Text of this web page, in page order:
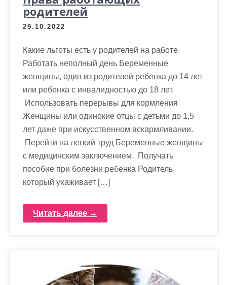
родителей
29.10.2022
Какие льготы есть у родителей на работе
Работать неполный день Беременные
женщины, один из родителей ребенка до 14 лет
или ребенка с инвалидностью до 18 лет.
Использовать перерывы для кормления
Женщины или одинокие отцы с детьми до 1,5
лет даже при искусственном вскармливании.
Перейти на легкий труд Беременные женщины
с медицинским заключением. Получать
пособие при болезни ребенка Родитель,
который ухаживает […]
Читать далее →